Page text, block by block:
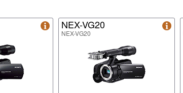
NEX-VG20
NEX-VG20